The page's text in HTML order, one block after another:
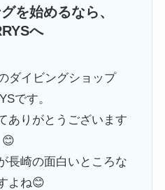
を始めるなら、
へ
ダイビングショップ
です。
ありがとうございます
😊
長崎の面白いところな
よね😊